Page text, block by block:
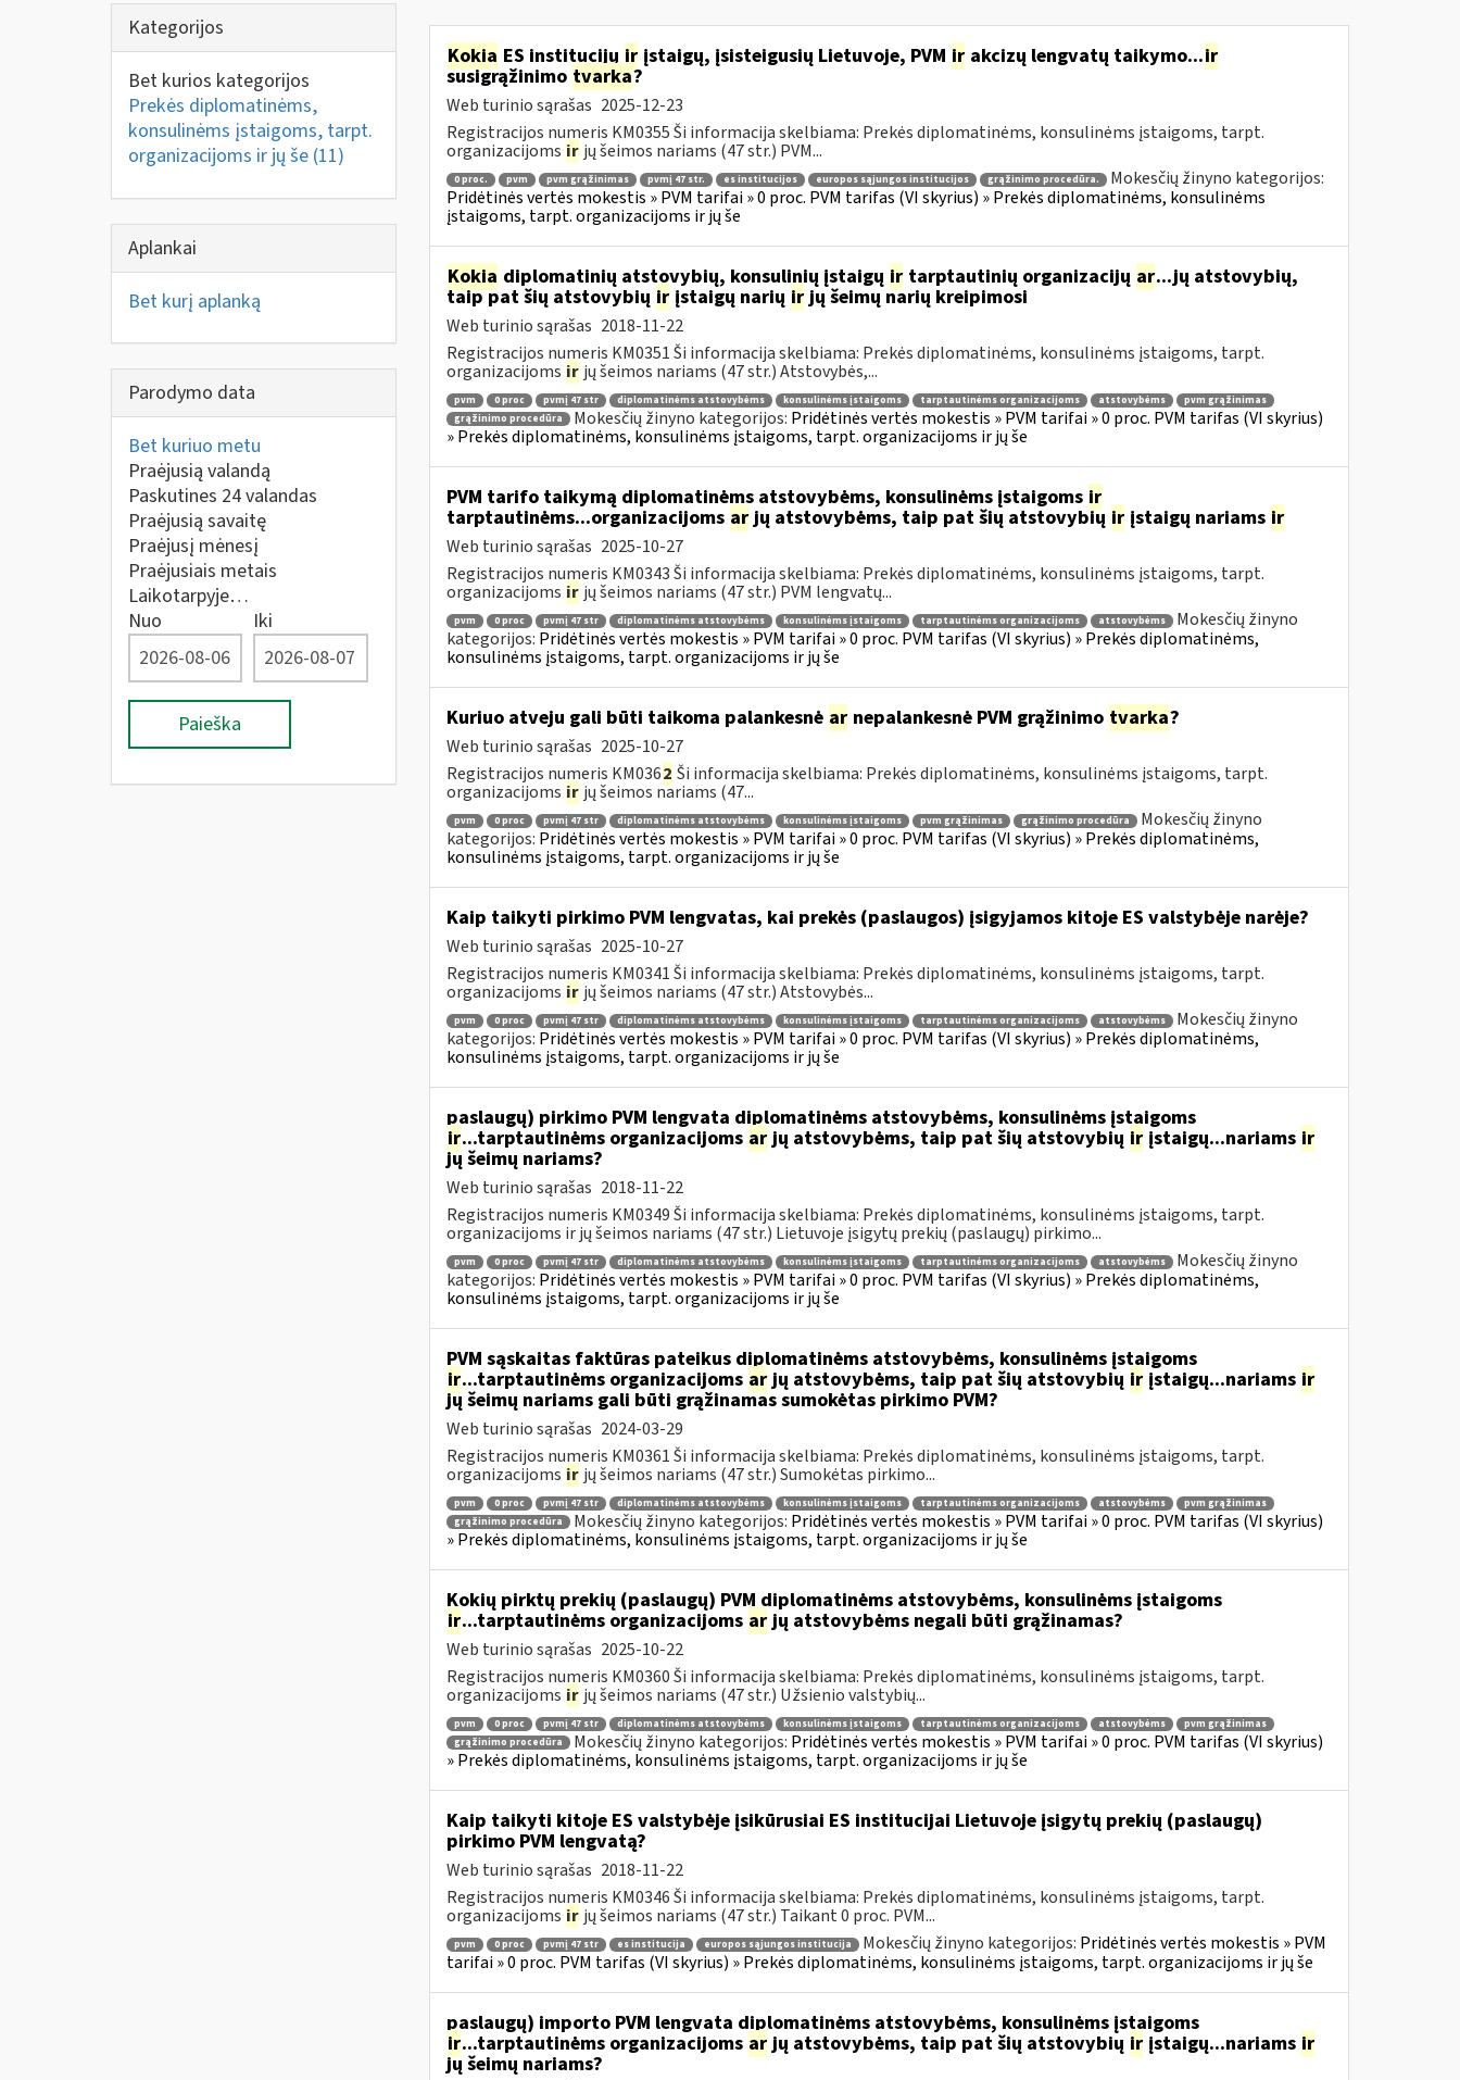
Kategorijos
Bet kurios kategorijos
Prekės diplomatinėms,
konsulinėms įstaigoms, tarpt.
organizacijoms ir jų še (11)
Aplankai
Bet kurį aplanką
Parodymo data
Bet kuriuo metu
Praėjusią valandą
Paskutines 24 valandas
Praėjusią savaitę
Praėjusį mėnesį
Praėjusiais metais
Laikotarpyje…
Nuo
Iki
Paieška
Kokia ES institucijųirįstaigų, įsisteigusių Lietuvoje, PVM irakcizų lengvatų taikymo...ir
susigrąžinimo tvarka?
Web turinio sąrašas 2025-12-23
Registracijos numeris KM0355 Ši informacija skelbiama: Prekės diplomatinėms, konsulinėms įstaigoms, tarpt.
organizacijoms ir jų šeimos nariams (47 str.) PVM...
0 proc. pvm pvm grąžinimas pvmį 47 str. es institucijos europos sąjungos institucijos grąžinimo procedūra.
Mokesčių žinyno kategorijos:
Pridėtinės vertės mokestis » PVM tarifai » 0 proc. PVM tarifas (VI skyrius) » Prekės diplomatinėms, konsulinėms
įstaigoms, tarpt. organizacijoms ir jų še
Kokia diplomatinių atstovybių, konsulinių įstaigų irtarptautinių organizacijų ar...jų atstovybių,
taip pat šių atstovybių irįstaigų narių irjų šeimų narių kreipimosi
Web turinio sąrašas 2018-11-22
Registracijos numeris KM0351 Ši informacija skelbiama: Prekės diplomatinėms, konsulinėms įstaigoms, tarpt.
organizacijoms ir jų šeimos nariams (47 str.) Atstovybės,...
pvm 0 proc pvmį 47 str diplomatinėms atstovybėms konsulinėms įstaigoms tarptautinėms organizacijoms atstovybėms
pvm grąžinimas
grąžinimo procedūra
Mokesčių žinyno kategorijos: Pridėtinės vertės mokestis » PVM tarifai » 0 proc. PVM tarifas (VI skyrius)
» Prekės diplomatinėms, konsulinėms įstaigoms, tarpt. organizacijoms ir jų še
PVM tarifo taikymą diplomatinėms atstovybėms, konsulinėms įstaigoms ir
tarptautinėms...organizacijoms arjų atstovybėms, taip pat šių atstovybių irįstaigų nariams ir
Web turinio sąrašas 2025-10-27
Registracijos numeris KM0343 Ši informacija skelbiama: Prekės diplomatinėms, konsulinėms įstaigoms, tarpt.
organizacijoms ir jų šeimos nariams (47 str.) PVM lengvatų...
pvm 0 proc pvmį 47 str diplomatinėms atstovybėms konsulinėms įstaigoms tarptautinėms organizacijoms atstovybėms
Mokesčių žinyno
kategorijos: Pridėtinės vertės mokestis » PVM tarifai » 0 proc. PVM tarifas (VI skyrius) » Prekės diplomatinėms,
konsulinėms įstaigoms, tarpt. organizacijoms ir jų še
Kuriuo atveju gali būti taikoma palankesnė arnepalankesnė PVM grąžinimo tvarka?
Web turinio sąrašas 2025-10-27
Registracijos numeris KM0362 Ši informacija skelbiama: Prekės diplomatinėms, konsulinėms įstaigoms, tarpt.
organizacijoms ir jų šeimos nariams (47...
pvm 0 proc pvmį 47 str diplomatinėms atstovybėms konsulinėms įstaigoms pvm grąžinimas grąžinimo procedūra
Mokesčių žinyno
kategorijos: Pridėtinės vertės mokestis » PVM tarifai » 0 proc. PVM tarifas (VI skyrius) » Prekės diplomatinėms,
konsulinėms įstaigoms, tarpt. organizacijoms ir jų še
Kaip taikyti pirkimo PVM lengvatas, kai prekės (paslaugos) įsigyjamos kitoje ES valstybėje narėje?
Web turinio sąrašas 2025-10-27
Registracijos numeris KM0341 Ši informacija skelbiama: Prekės diplomatinėms, konsulinėms įstaigoms, tarpt.
organizacijoms ir jų šeimos nariams (47 str.) Atstovybės...
pvm 0 proc pvmį 47 str diplomatinėms atstovybėms konsulinėms įstaigoms tarptautinėms organizacijoms atstovybėms
Mokesčių žinyno
kategorijos: Pridėtinės vertės mokestis » PVM tarifai » 0 proc. PVM tarifas (VI skyrius) » Prekės diplomatinėms,
konsulinėms įstaigoms, tarpt. organizacijoms ir jų še
paslaugų) pirkimo PVM lengvata diplomatinėms atstovybėms, konsulinėms įstaigoms
ir...tarptautinėms organizacijoms arjų atstovybėms, taip pat šių atstovybių irįstaigų...nariams ir
jų šeimų nariams?
Web turinio sąrašas 2018-11-22
Registracijos numeris KM0349 Ši informacija skelbiama: Prekės diplomatinėms, konsulinėms įstaigoms, tarpt.
organizacijoms ir jų šeimos nariams (47 str.) Lietuvoje įsigytų prekių (paslaugų) pirkimo...
pvm 0 proc pvmį 47 str diplomatinėms atstovybėms konsulinėms įstaigoms tarptautinėms organizacijoms atstovybėms
Mokesčių žinyno
kategorijos: Pridėtinės vertės mokestis » PVM tarifai » 0 proc. PVM tarifas (VI skyrius) » Prekės diplomatinėms,
konsulinėms įstaigoms, tarpt. organizacijoms ir jų še
PVM sąskaitas faktūras pateikus diplomatinėms atstovybėms, konsulinėms įstaigoms
ir...tarptautinėms organizacijoms arjų atstovybėms, taip pat šių atstovybių irįstaigų...nariams ir
jų šeimų nariams gali būti grąžinamas sumokėtas pirkimo PVM?
Web turinio sąrašas 2024-03-29
Registracijos numeris KM0361 Ši informacija skelbiama: Prekės diplomatinėms, konsulinėms įstaigoms, tarpt.
organizacijoms ir jų šeimos nariams (47 str.) Sumokėtas pirkimo...
pvm 0 proc pvmį 47 str diplomatinėms atstovybėms konsulinėms įstaigoms tarptautinėms organizacijoms atstovybėms
pvm grąžinimas
grąžinimo procedūra
Mokesčių žinyno kategorijos: Pridėtinės vertės mokestis » PVM tarifai » 0 proc. PVM tarifas (VI skyrius)
» Prekės diplomatinėms, konsulinėms įstaigoms, tarpt. organizacijoms ir jų še
Kokių pirktų prekių (paslaugų) PVM diplomatinėms atstovybėms, konsulinėms įstaigoms
ir...tarptautinėms organizacijoms arjų atstovybėms negali būti grąžinamas?
Web turinio sąrašas 2025-10-22
Registracijos numeris KM0360 Ši informacija skelbiama: Prekės diplomatinėms, konsulinėms įstaigoms, tarpt.
organizacijoms ir jų šeimos nariams (47 str.) Užsienio valstybių...
pvm 0 proc pvmį 47 str diplomatinėms atstovybėms konsulinėms įstaigoms tarptautinėms organizacijoms atstovybėms
pvm grąžinimas
grąžinimo procedūra
Mokesčių žinyno kategorijos: Pridėtinės vertės mokestis » PVM tarifai » 0 proc. PVM tarifas (VI skyrius)
» Prekės diplomatinėms, konsulinėms įstaigoms, tarpt. organizacijoms ir jų še
Kaip taikyti kitoje ES valstybėje įsikūrusiai ES institucijai Lietuvoje įsigytų prekių (paslaugų)
pirkimo PVM lengvatą?
Web turinio sąrašas 2018-11-22
Registracijos numeris KM0346 Ši informacija skelbiama: Prekės diplomatinėms, konsulinėms įstaigoms, tarpt.
organizacijoms ir jų šeimos nariams (47 str.) Taikant 0 proc. PVM...
pvm 0 proc pvmį 47 str es institucija europos sąjungos institucija Mokesčių žinyno kategorijos: Pridėtinės vertės mokestis » PVM
tarifai » 0 proc. PVM tarifas (VI skyrius) » Prekės diplomatinėms, konsulinėms įstaigoms, tarpt. organizacijoms ir jų še
paslaugų) importo PVM lengvata diplomatinėms atstovybėms, konsulinėms įstaigoms
ir...tarptautinėms organizacijoms arjų atstovybėms, taip pat šių atstovybių irįstaigų...nariams ir
jų šeimų nariams?